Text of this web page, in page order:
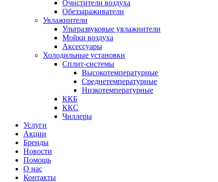
Очистители воздуха
Обеззараживатели
Увлажнители
Ультразвуковые увлажнители
Мойки воздуха
Аксессуары
Холодильные установки
Сплит-системы
Высокотемпературные
Среднетемпературные
Низкотемпературные
ККБ
ККС
Чиллеры
Услуги
Акции
Бренды
Новости
Помощь
О нас
Контакты